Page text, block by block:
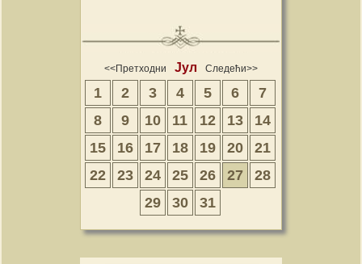
<<Претходни Јул Следећи>>
1 2 3 4 5 6
7
8
9 10 11 12 13
14
15
16 17 18 19 20
21
22
23 24 25 26 27
28
29
30 31